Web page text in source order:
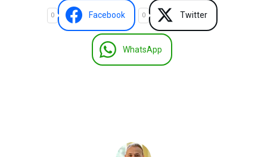
0 Facebook 0 Twitter
WhatsApp